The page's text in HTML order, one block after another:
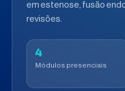
em estenose, fusão
revisões.
4
Módulos presenciais